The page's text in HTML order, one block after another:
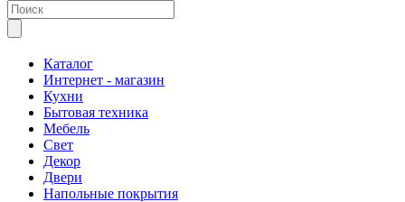
Каталог
Интернет - магазин
Кухни
Бытовая техника
Мебель
Свет
Декор
Двери
Напольные покрытия